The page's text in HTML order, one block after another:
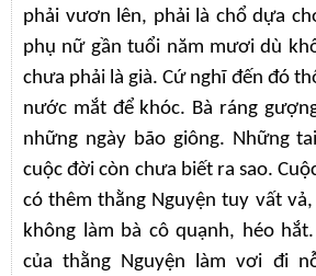
phải vươn lên, phải là chổ dựa
phụ nữ gần tuổi năm mươi dù
chưa phải là già. Cứ nghĩ đến đó
nước mắt để khóc. Bà ráng
những ngày bão giông. Những
cuộc đời còn chưa biết ra sao.
có thêm thằng Nguyện tuy vất
không làm bà cô quạnh, héo
của thằng Nguyện làm vơi đi